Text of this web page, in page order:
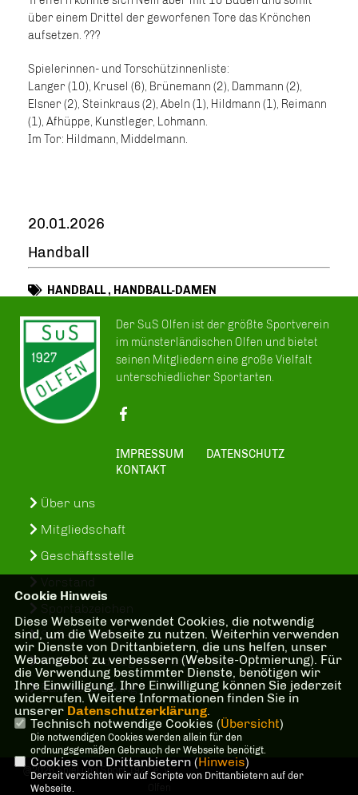
über einem Drittel der geworfenen Tore das Krönchen
aufsetzen. ???
Spielerinnen- und Torschützinnenliste:
Langer (10), Krusel (6), Brünemann (2), Dammann (2),
Elsner (2), Steinkraus (2), Abeln (1), Hildmann (1), Reimann
(1), Afhüppe, Kunstleger, Lohmann.
Im Tor: Hildmann, Middelmann.
20.01.2026
Handball
HANDBALL, HANDBALL-DAMEN
Der SuS Olfen ist der größte Sportverein
im münsterländischen Olfen und bietet
seinen Mitgliedern eine große Vielfalt
unterschiedlicher Sportarten.
IMPRESSUM
DATENSCHUTZ
KONTAKT
Über uns
Mitgliedschaft
Geschäftsstelle
Vorstand
Sportabzeichen
SuS-In-Treff
Kinder- und Jugenschutzkonzept
Bankverbindung
@2026 Spiel und Sport 1927 e. V.
Cookie Hinweis
Diese Webseite verwendet Cookies, die notwendig
sind, um die Webseite zu nutzen. Weiterhin verwenden
wir Dienste von Drittanbietern, die uns helfen, unser
Webangebot zu verbessern (Website-Optmierung). Für
die Verwendung bestimmter Dienste, benötigen wir
Ihre Einwilligung. Ihre Einwilligung können Sie jederzeit
widerrufen. Weitere Informationen finden Sie in
unserer Datenschutzerklärung.
Technisch notwendige Cookies (Übersicht)
Die notwendigen Cookies werden allein für den
ordnungsgemäßen Gebrauch der Webseite benötigt.
Cookies von Drittanbietern (Hinweis)
Derzeit verzichten wir auf Scripte von Drittanbietern auf der
Webseite.